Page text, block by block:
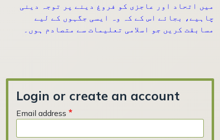
میں اتحاد اور عاجزی کو فروغ دینے پر توجہ دینی
چاہیے، بجائے اس کے کہ وہ ایسی جگہوں کے لیے
مسابقت کریں جو اسلامی تعلیمات سے متصادم ہوں۔
Login or create an account
Email address